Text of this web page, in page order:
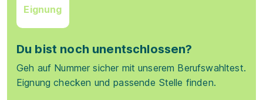
Eignung
Du bist noch unentschlossen?
Geh auf Nummer sicher mit unserem Berufswahltest.
Eignung checken und passende Stelle finden.